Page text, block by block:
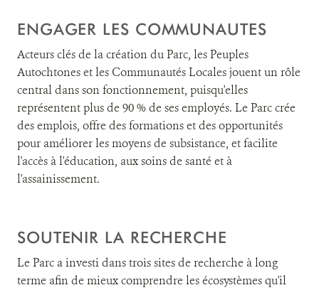
ENGAGER LES COMMUNAUTES
Acteurs clés de la création du Parc, les Peuples
Autochtones et les Communautés Locales jouent un rôle
central dans son fonctionnement, puisqu'elles
représentent plus de 90 % de ses employés. Le Parc crée
des emplois, offre des formations et des opportunités
pour améliorer les moyens de subsistance, et facilite
l'accès à l'éducation, aux soins de santé et à
l'assainissement.
SOUTENIR LA RECHERCHE
Le Parc a investi dans trois sites de recherche à long
terme afin de mieux comprendre les écosystèmes qu'il